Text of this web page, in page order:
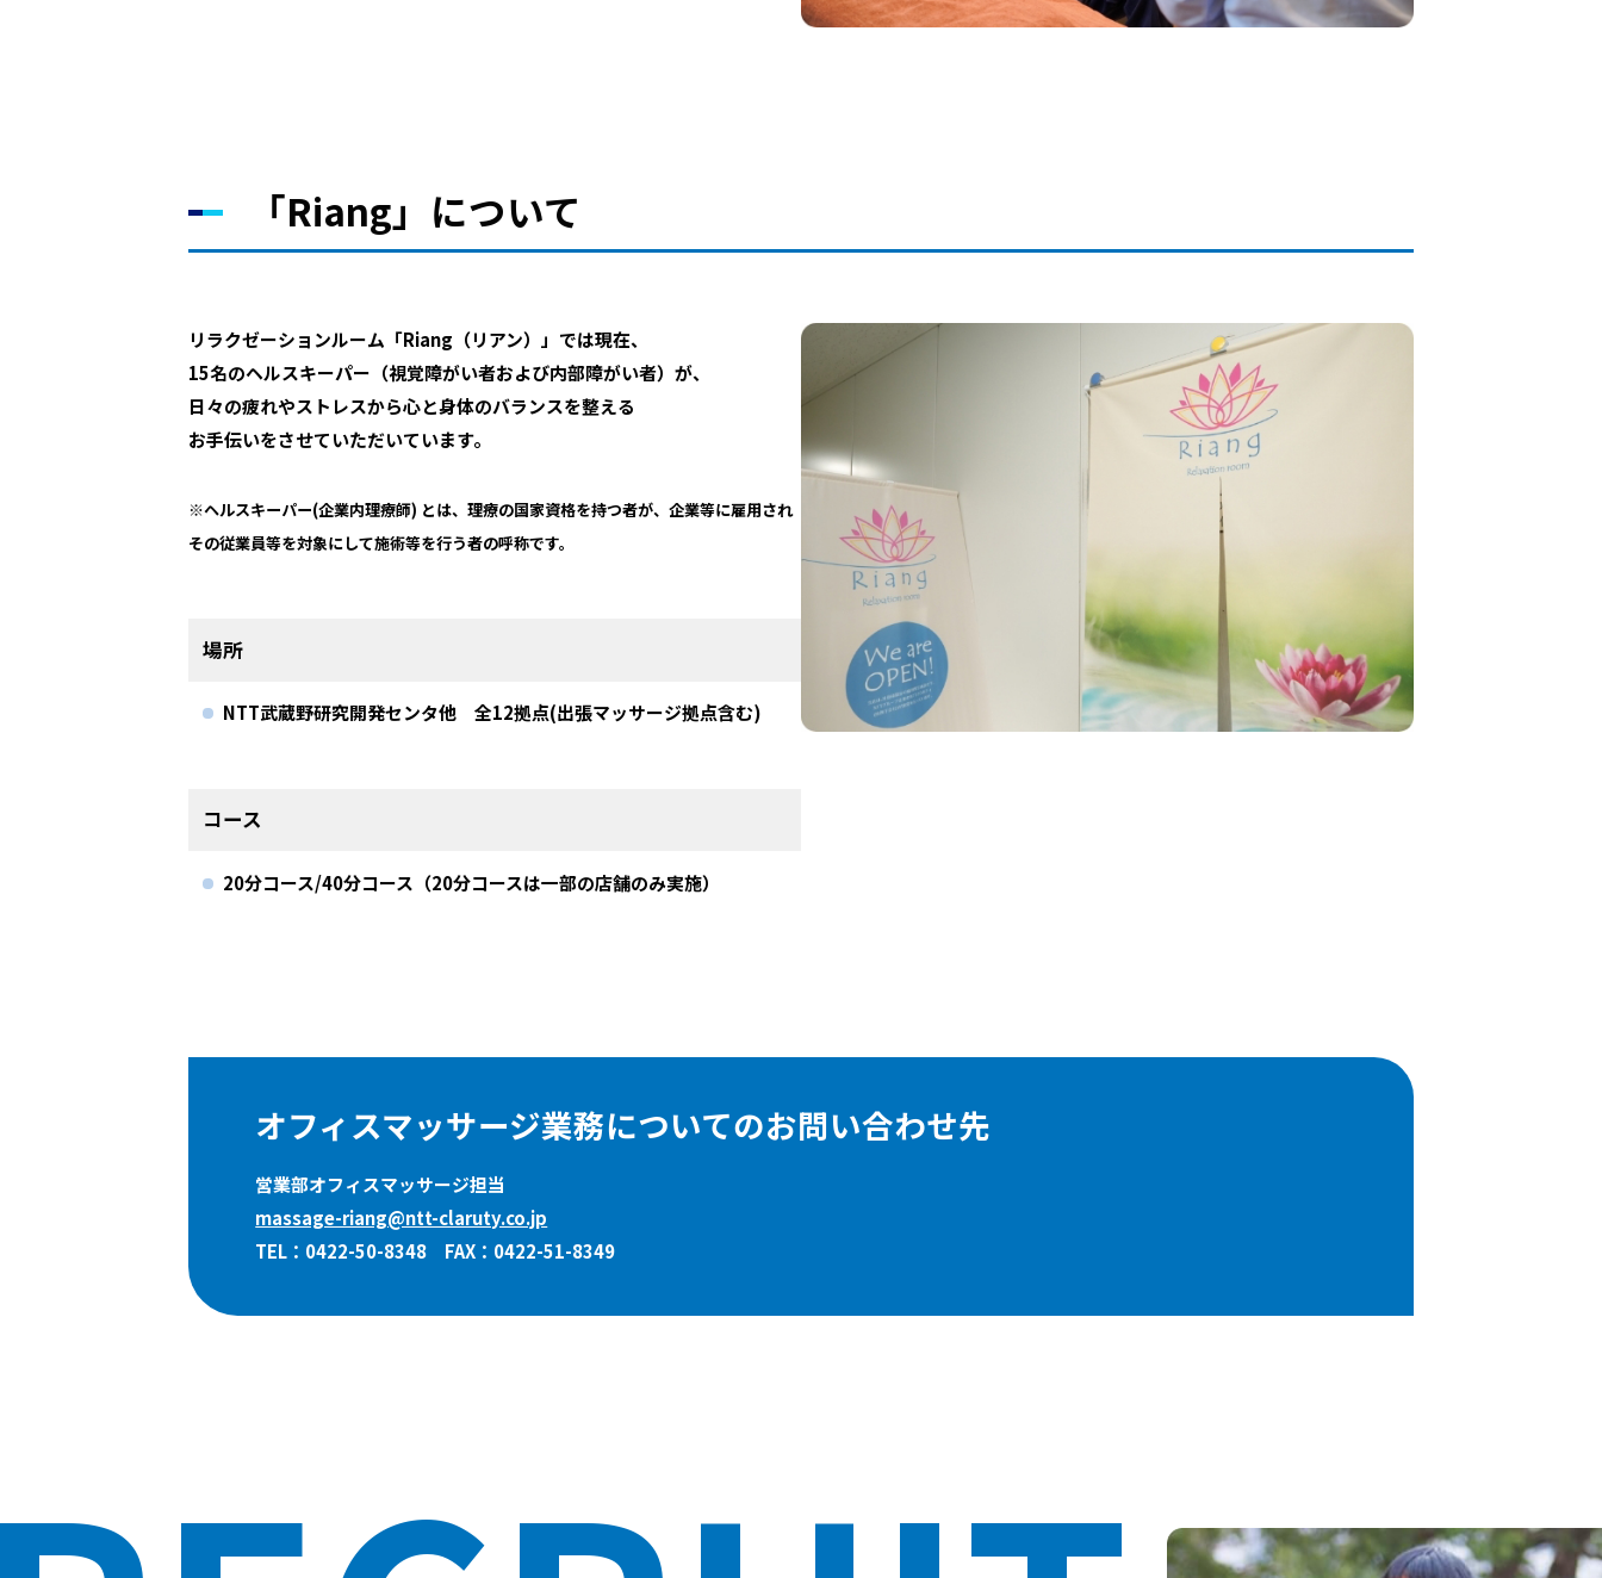
「Riang」について
リラクゼーションルーム「Riang（リアン）」では現在、
15名のヘルスキーパー（視覚障がい者および内部障がい者）が、
日々の疲れやストレスから心と身体のバランスを整える
お手伝いをさせていただいています。
※ヘルスキーパー(企業内理療師) とは、理療の国家資格を持つ者が、企業等に雇用され
その従業員等を対象にして施術等を行う者の呼称です。
場所
NTT武蔵野研究開発センタ他 全12拠点(出張マッサージ拠点含む)
コース
20分コース/40分コース（20分コースは一部の店舗のみ実施）
オフィスマッサージ業務についてのお問い合わせ先
営業部オフィスマッサージ担当
massage-riang@ntt-claruty.co.jp
TEL：0422-50-8348 FAX：0422-51-8349